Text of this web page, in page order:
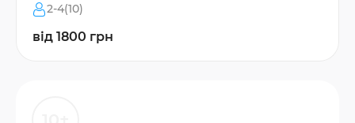
2-4(10)
від 1800 грн